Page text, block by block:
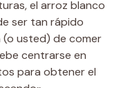
el arroz blanco
ser tan rápido
(o usted) de comer
centrarse en
para obtener el